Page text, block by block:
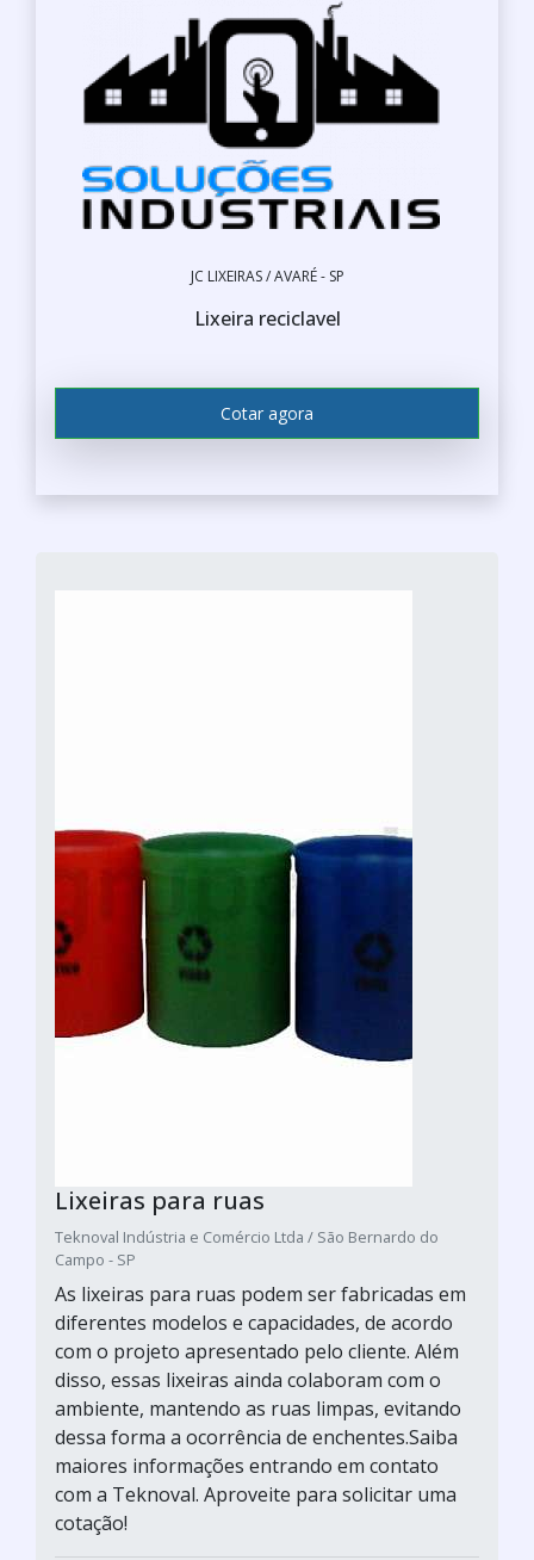
JC LIXEIRAS / AVARÉ - SP
Lixeira reciclavel
Cotar agora
Lixeiras para ruas
Teknoval Indústria e Comércio Ltda / São Bernardo do
Campo - SP
As lixeiras para ruas podem ser fabricadas em
diferentes modelos e capacidades, de acordo
com o projeto apresentado pelo cliente. Além
disso, essas lixeiras ainda colaboram com o
ambiente, mantendo as ruas limpas, evitando
dessa forma a ocorrência de enchentes.Saiba
maiores informações entrando em contato
com a Teknoval. Aproveite para solicitar uma
cotação!